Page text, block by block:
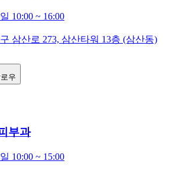
10:00 ~ 16:00
삼산로 273, 삼산타워 13층 (삼산동)
우
부과
10:00 ~ 15:00